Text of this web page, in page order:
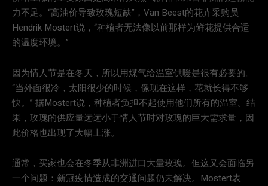
力不足。“高油价导致玫瑰短缺”，Van Beest的花卉采购员
Hendrik Mostert说，“种植者无法像以前那样为鲜花提供合适
的温度环境。”
因为情人节是在冬天，所以用煤气给温室供暖是很有必要的。
“当外面很冷，太阳很少的时候，像现在这样，花就长得不够
快。” 据Mostert说，种植者负担不起使用他们所有的温室。结
果，玫瑰的供应量远远小于情人节时对玫瑰的巨大需求量，因
此价格也出现了大幅上涨。
通常，买家也会在冬季从非洲进口大量玫瑰。但这又会面临另
一个问题：新冠疫情造成的交通问题仍未解决。Mostert表